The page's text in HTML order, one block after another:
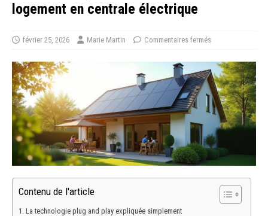
logement en centrale électrique
février 25, 2026 Marie Martin Commentaires fermés
Contenu de l'article
La technologie plug and play expliquée simplement